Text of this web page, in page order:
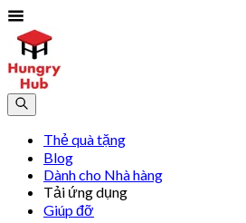
Thẻ quà tặng
Blog
Dành cho Nhà hàng
Tải ứng dụng
Giúp đỡ